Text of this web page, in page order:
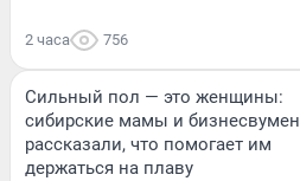
2 часа 756
Сильный пол — это женщины:
сибирские мамы и бизнесвумен
рассказали, что помогает им
держаться на плаву